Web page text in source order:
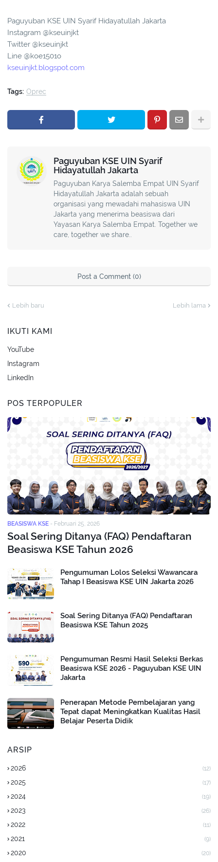
Paguyuban KSE UIN Syarif Hidayatullah Jakarta
Instagram @kseuinjkt
Twitter @kseuinjkt
Line @koe1501o
kseuinjkt.blogspot.com
Tags: Oprec
Paguyuban KSE UIN Syarif
Hidayatullah Jakarta
Paguyuban Karya Salemba Empat UIN Syarif
Hidayatullah Jakarta adalah sebuah
organisasi yang mewadahi mahasiswa UIN
Jakarta yang menerima beasiswa dari
Yayasan Karya Salemba Empat. Together we
care, together we share..
Post a Comment (0)
Lebih baru Lebih lama
IKUTI KAMI
YouTube
Instagram
LinkedIn
POS TERPOPULER
BEASISWA KSE - Februari 25, 2026
Soal Sering Ditanya (FAQ) Pendaftaran
Beasiswa KSE Tahun 2026
Pengumuman Lolos Seleksi Wawancara
Tahap I Beasiswa KSE UIN Jakarta 2026
Soal Sering Ditanya (FAQ) Pendaftaran
Beasiswa KSE Tahun 2025
Pengumuman Resmi Hasil Seleksi Berkas
Beasiswa KSE 2026 - Paguyuban KSE UIN
Jakarta
Penerapan Metode Pembelajaran yang
Tepat dapat Meningkatkan Kualitas Hasil
Belajar Peserta Didik
ARSIP
2026 (12)
2025 (17)
2024 (19)
2023 (26)
2022 (11)
2021 (9)
2020 (20)